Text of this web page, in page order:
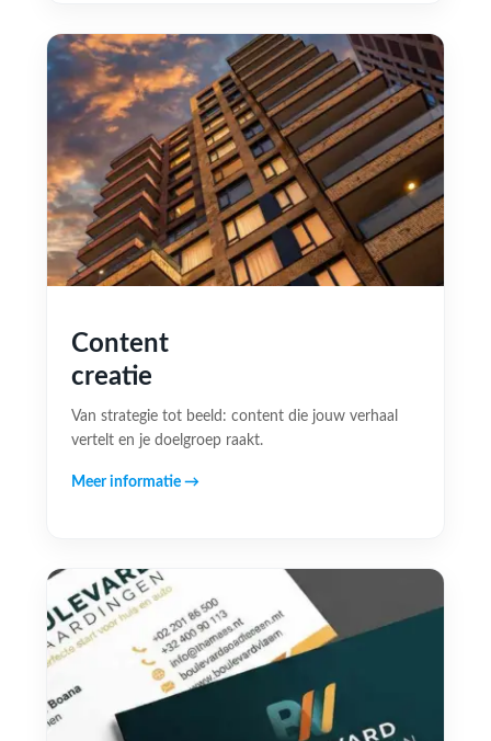
Content
creatie
Van strategie tot beeld: content die jouw verhaal
vertelt en je doelgroep raakt.
Meer informatie →